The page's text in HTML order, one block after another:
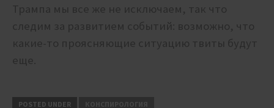
Трампа мы все же не исключаем, так что
следим за развитием событий: возможно, что
какие-то проясняющие ситуацию твиты будут
еще.
POSTED UNDER КОНСПИРОЛОГИЯ